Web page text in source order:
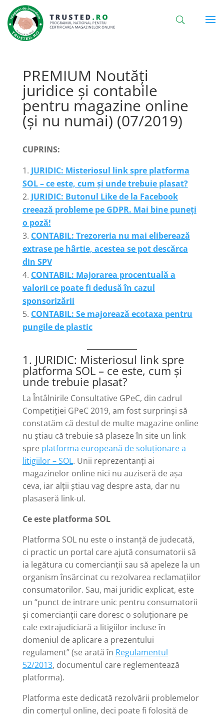
PREMIUM Noutăți
juridice și contabile
pentru magazine online
(și nu numai) (07/2019)
CUPRINS:
JURIDIC: Misteriosul link spre platforma
SOL – ce este, cum și unde trebuie plasat?
JURIDIC: Butonul Like de la Facebook
creează probleme pe GDPR. Mai bine puneți
o poză!
CONTABIL: Trezoreria nu mai eliberează
extrase pe hârtie, acestea se pot descărca
din SPV
CONTABIL: Majorarea procentuală a
valorii ce poate fi dedusă în cazul
sponsorizării
CONTABIL: Se majorează ecotaxa pentru
pungile de plastic
1. JURIDIC: Misteriosul link spre
platforma SOL – ce este, cum și
unde trebuie plasat?
La Întâlnirile Consultative GPeC, din cadrul
Competiției GPeC 2019, am fost surprinși să
constatăm că destul de multe magazine online
nu știau că trebuie să plaseze în site un link
spre platforma europeană de soluționare a
litigiilor – SOL. Unii reprezentanți ai
magazinelor online nici nu auziseră de așa
ceva, iar alții știau vag despre asta, dar nu
plasaseră link-ul.
Ce este platforma SOL
Platforma SOL nu este o instanță de judecată,
ci practic un portal care ajută consumatorii să
ia legătura cu comercianții sau să apeleze la un
organism însărcinat cu rezolvarea reclamațiilor
consumatorilor. Sau, mai juridic explicat, este
un “punct de intrare unic pentru consumatorii
și comercianții care doresc o soluționare pe
cale extrajudiciară a litigiilor incluse în
domeniul de aplicare a prezentului
regulament” (se arată în Regulamentul
52/2013, documentul care reglementează
platforma).
Platforma este dedicată rezolvării problemelor
din comerțul online, deci poate fi folosită de